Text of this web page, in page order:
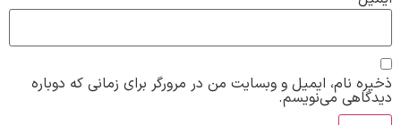
ذخیره نام، ایمیل و وبسایت من در مرورگر برای زمانی که دوباره
دیدگاهی می‌نویسم.